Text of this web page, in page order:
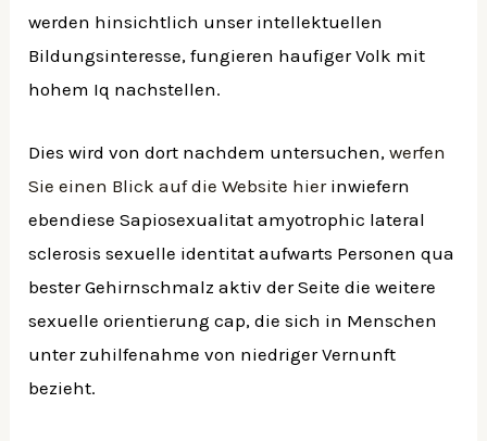
werden hinsichtlich unser intellektuellen
Bildungsinteresse, fungieren haufiger Volk mit
hohem Iq nachstellen.
Dies wird von dort nachdem untersuchen,werfen
Sie einen Blick auf die Website hierinwiefern
ebendiese Sapiosexualitat amyotrophic lateral
sclerosis sexuelle identitat aufwarts Personen qua
bester Gehirnschmalz aktiv der Seite die weitere
sexuelle orientierung cap, die sich in Menschen
unter zuhilfenahme von niedriger Vernunft
bezieht.